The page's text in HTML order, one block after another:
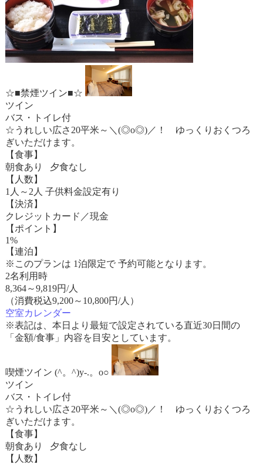
☆■禁煙ツイン■☆
ツイン
バス・トイレ付
☆うれしい広さ20平米～＼(◎o◎)／！ ゆっくりおくつろ
ぎいただけます。
【食事】
朝食あり 夕食なし
【人数】
1人～2人 子供料金設定有り
【決済】
クレジットカード／現金
【ポイント】
1%
【連泊】
※このプランは 1泊限定で 予約可能となります。
2名利用時
8,364～9,819円/人
（消費税込9,200～10,800円/人）
空室カレンダー
※表記は、本日より最短で設定されている直近30日間の
「金額/食事」内容を目安としています。
喫煙ツイン (^。^)y-.。o○
ツイン
バス・トイレ付
☆うれしい広さ20平米～＼(◎o◎)／！ ゆっくりおくつろ
ぎいただけます。
【食事】
朝食あり 夕食なし
【人数】